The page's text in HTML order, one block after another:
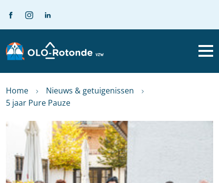
Home
Nieuws & getuigenissen
5 jaar Pure Pauze